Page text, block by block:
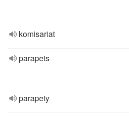
komisariat
parapets
parapety